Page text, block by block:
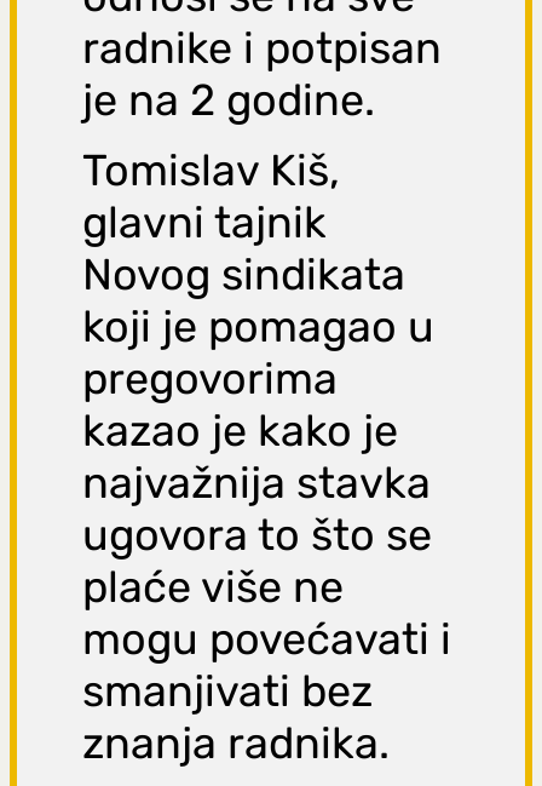
radnike i potpisan
je na 2 godine.
Tomislav Kiš,
glavni tajnik
Novog sindikata
koji je pomagao u
pregovorima
kazao je kako je
najvažnija stavka
ugovora to što se
plaće više ne
mogu povećavati i
smanjivati bez
znanja radnika.